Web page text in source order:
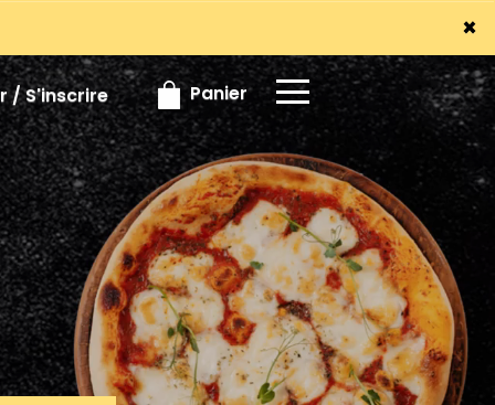
×
/ S'inscrire Panier
×